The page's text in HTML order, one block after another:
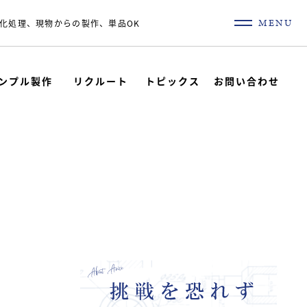
処理、現物からの製作、単品OK MENU
プル製作 リクルート トピックス お問い合わせ